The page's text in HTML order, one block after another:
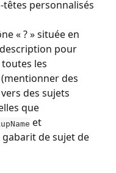
personnalisés
« ? » située en
pour
les
des
des sujets
que
et
gabarit de sujet de